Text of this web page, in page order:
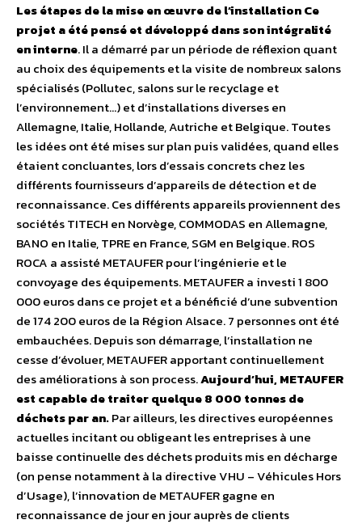
Les étapes de la mise en œuvre de l’installationCe
projet a été pensé et développé dans son intégralité
en interne. Il a démarré par un période de réflexion quant
au choix des équipements et la visite de nombreux salons
spécialisés (Pollutec, salons sur le recyclage et
l’environnement…) et d’installations diverses en
Allemagne, Italie, Hollande, Autriche et Belgique. Toutes
les idées ont été mises sur plan puis validées, quand elles
étaient concluantes, lors d’essais concrets chez les
différents fournisseurs d’appareils de détection et de
reconnaissance. Ces différents appareils proviennent des
sociétés TITECH en Norvège, COMMODAS en Allemagne,
BANO en Italie, TPRE en France, SGM en Belgique. ROS
ROCA a assisté METAUFER pour l’ingénierie et le
convoyage des équipements. METAUFER a investi 1 800
000 euros dans ce projet et a bénéficié d’une subvention
de 174 200 euros de la Région Alsace. 7 personnes ont été
embauchées. Depuis son démarrage, l’installation ne
cesse d’évoluer, METAUFER apportant continuellement
des améliorations à son process.Aujourd’hui, METAUFER
est capable de traiter quelque 8 000 tonnes de
déchets par an.Par ailleurs, les directives européennes
actuelles incitant ou obligeant les entreprises à une
baisse continuelle des déchets produits mis en décharge
(on pense notamment à la directive VHU – Véhicules Hors
d’Usage), l’innovation de METAUFER gagne en
reconnaissance de jour en jour auprès de clients